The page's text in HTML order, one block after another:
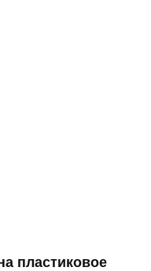
пластиковое